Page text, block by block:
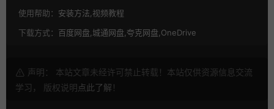
使用帮助： 安装方法,视频教程
下载方式： 百度网盘,城通网盘,夸克网盘,OneDrive
声明： 本站文章未经许可禁止转载！本站仅供资源信息交流
学习， 版权说明点此了解 ！